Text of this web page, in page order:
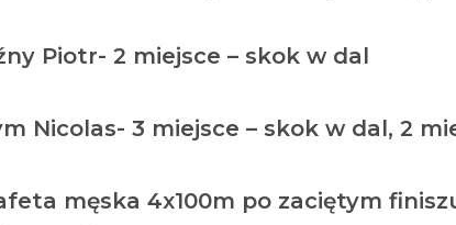
Piotr- 2 miejsce – skok w dal
Nicolas- 3 miejsce – skok w dal, 2
męska 4x100m po zaciętym